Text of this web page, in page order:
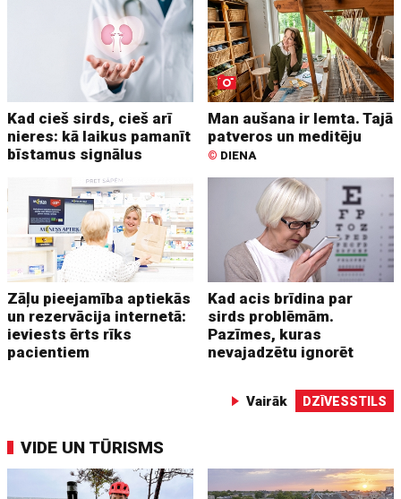
Kad cieš sirds, cieš arī
nieres: kā laikus pamanīt
bīstamus signālus
Man aušana ir lemta. Tajā
patveros un meditēju
© DIENA
Zāļu pieejamība aptiekās
un rezervācija internetā:
ieviests ērts rīks
pacientiem
Kad acis brīdina par
sirds problēmām.
Pazīmes, kuras
nevajadzētu ignorēt
Vairāk DZĪVESSTILS
VIDE UN TŪRISMS